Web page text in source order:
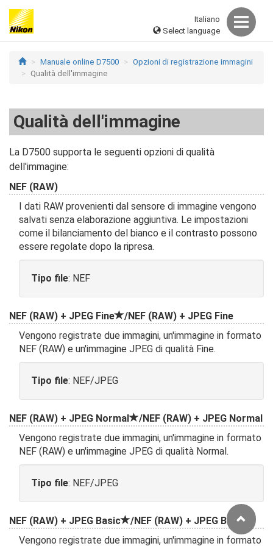
Italiano
Select language
Manuale online D7500
Opzioni di registrazione immagini
Qualità dell'immagine
Qualità dell'immagine
La D7500 supporta le seguenti opzioni di qualità
dell'immagine:
NEF (RAW)
I dati RAW provenienti dal sensore di immagine vengono
salvati senza elaborazione aggiuntiva. Le impostazioni
come il bilanciamento del bianco e il contrasto possono
essere regolate dopo la ripresa.
Tipo file: NEF
NEF (RAW) + JPEG Fine
/NEF (RAW) + JPEG Fine
Vengono registrate due immagini, un'immagine in formato
NEF (RAW) e un'immagine JPEG di qualità Fine.
Tipo file: NEF/JPEG
NEF (RAW) + JPEG Normal
/NEF (RAW) + JPEG Normal
Vengono registrate due immagini, un'immagine in formato
NEF (RAW) e un'immagine JPEG di qualità Normal.
Tipo file: NEF/JPEG
NEF (RAW) + JPEG Basic
/NEF (RAW) + JPEG Basic
Vengono registrate due immagini, un'immagine in formato